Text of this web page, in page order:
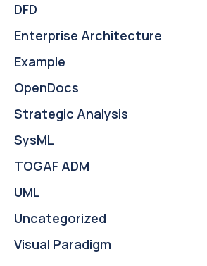
DFD
Enterprise Architecture
Example
OpenDocs
Strategic Analysis
SysML
TOGAF ADM
UML
Uncategorized
Visual Paradigm